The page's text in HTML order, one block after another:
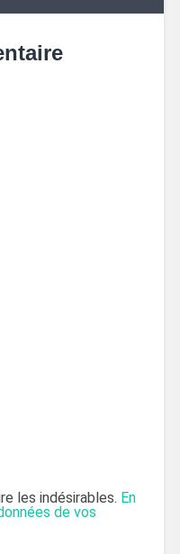
les indésirables. En
de vos